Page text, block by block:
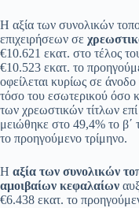
Η αξία των συνολικών
επιχειρήσεων σε
€10.621 εκατ. στο τέλος
€10.523 εκατ. το
οφείλεται κυρίως σε
τόσο του εσωτερικού όσο
των χρεωστικών τίτλων
μειώθηκε στο 49,4% το β΄
το προηγούμενο τρίμηνο.
Η αξία των συνολικών
αμοιβαίων κεφαλαίων
€6.438 εκατ. το